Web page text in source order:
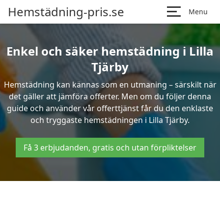
Hemstädning-pris.se Menu
Enkel och säker hemstädning i Lilla
Tjärby
Hemstädning kan kännas som en utmaning – särskilt när
det gäller att jämföra offerter. Men om du följer denna
guide och använder vår offerttjänst får du den enklaste
och tryggaste hemstädningen i Lilla Tjärby.
Få 3 erbjudanden, gratis och utan förpliktelser